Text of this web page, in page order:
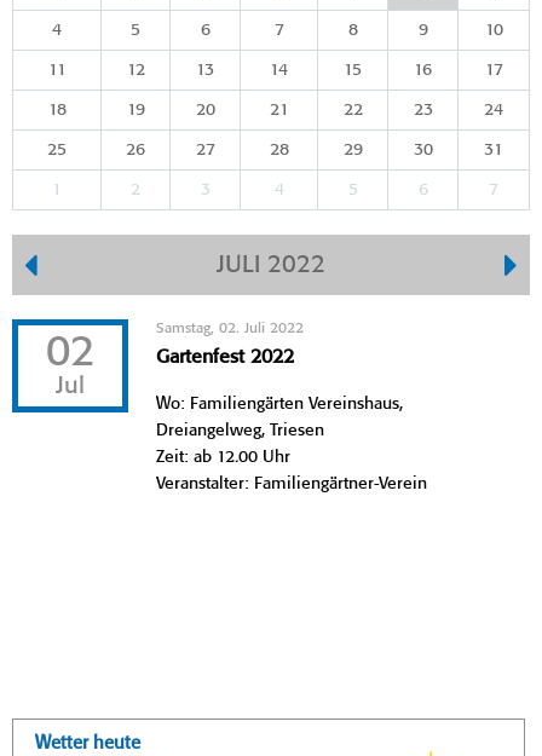
4 5 6 7 8 9 10
11 12 13 14 15 16 17
18 19 20 21 22 23 24
25 26 27 28 29 30 31
1 2 3 4 5 6 7
JULI 2022
02
Jul
Samstag, 02. Juli 2022
Gartenfest 2022
Wo: Familiengärten Vereinshaus,
Dreiangelweg, Triesen
Zeit: ab 12.00 Uhr
Veranstalter: Familiengärtner-Verein
Wetter heute